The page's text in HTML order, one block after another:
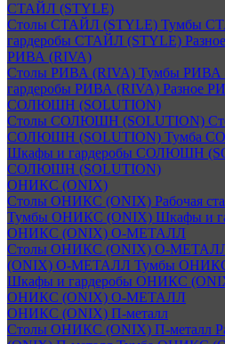
СТАЙЛ (STYLE)
Столы СТАЙЛ (STYLE) Тумбы
гардеробы СТАЙЛ (STYLE)
РИВА (RIVA)
Столы РИВА (RIVA) Тумбы РИВА
гардеробы РИВА (RIVA) Разное
СОЛЮШН (SOLUTION)
Столы СОЛЮШН (SOLUTION)
СОЛЮШН (SOLUTION) Тумба
Шкафы и гардеробы СОЛЮШН
СОЛЮШН (SOLUTION)
ОНИКС (ONIX)
Столы ОНИКС (ONIX) Рабочая
Тумбы ОНИКС (ONIX) Шкафы и
ОНИКС (ONIX) O-МЕТАЛЛ
Столы ОНИКС (ONIX) O-
(ONIX) O-МЕТАЛЛ Тумбы
Шкафы и гардеробы ОНИКС
ОНИКС (ONIX) O-МЕТАЛЛ
ОНИКС (ONIX) П-металл
Столы ОНИКС (ONIX) П-металл